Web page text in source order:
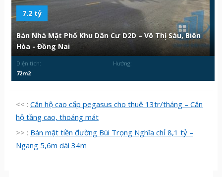
7.2 tỷ
Bán Nhà Mặt Phố Khu Dân Cư D2D – Võ Thị Sáu, Biên
Hòa - Đồng Nai
Diện tích:
72m2
Hướng:
<< : Căn hộ cao cấp pegasus cho thuê 13tr/tháng – Căn
hộ tầng cao, thoáng mát
>> : Bán mặt tiền đường Bùi Trọng Nghĩa chỉ 8,1 tỷ –
Ngang 5,6m dài 34m